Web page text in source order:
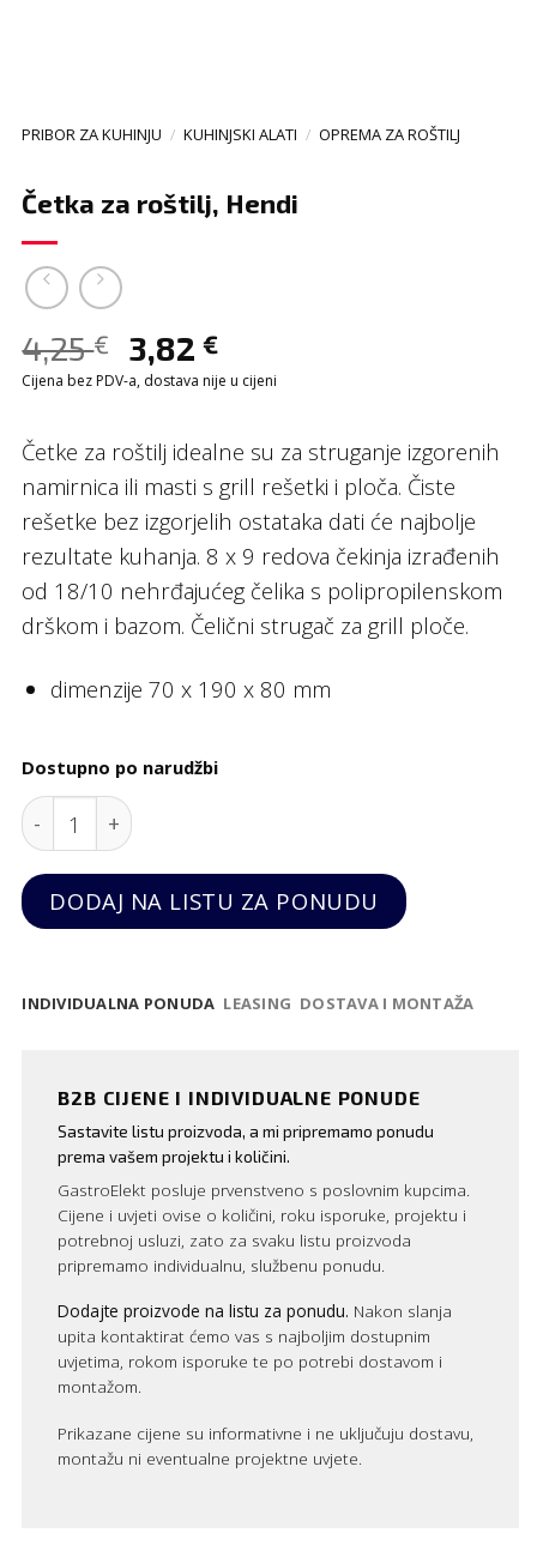
PRIBOR ZA KUHINJU / KUHINJSKI ALATI / OPREMA ZA ROŠTILJ
Četka za roštilj, Hendi
4,25€ 3,82 €
Cijena bez PDV-a, dostava nije u cijeni
Četke za roštilj idealne su za struganje izgorenih
namirnica ili masti s grill rešetki i ploča. Čiste
rešetke bez izgorjelih ostataka dati će najbolje
rezultate kuhanja. 8 x 9 redova čekinja izrađenih
od 18/10 nehrđajućeg čelika s polipropilenskom
drškom i bazom. Čelični strugač za grill ploče.
dimenzije 70 x 190 x 80 mm
Dostupno po narudžbi
Četka za roštilj, Hendi quantity
DODAJ NA LISTU ZA PONUDU
INDIVIDUALNA PONUDA LEASING DOSTAVA I MONTAŽA
B2B CIJENE I INDIVIDUALNE PONUDE
Sastavite listu proizvoda, a mi pripremamo ponudu
prema vašem projektu i količini.
GastroElekt posluje prvenstveno s poslovnim kupcima.
Cijene i uvjeti ovise o količini, roku isporuke, projektu i
potrebnoj usluzi, zato za svaku listu proizvoda
pripremamo individualnu, službenu ponudu.
Dodajte proizvode na listu za ponudu. Nakon slanja
upita kontaktirat ćemo vas s najboljim dostupnim
uvjetima, rokom isporuke te po potrebi dostavom i
montažom.
Prikazane cijene su informativne i ne uključuju dostavu,
montažu ni eventualne projektne uvjete.